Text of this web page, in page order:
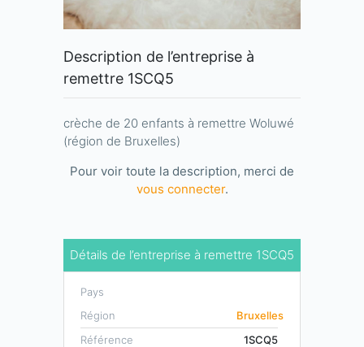
Description de l’entreprise à
remettre 1SCQ5
crèche de 20 enfants à remettre Woluwé
(région de Bruxelles)
Pour voir toute la description, merci de
vous connecter.
Détails de l’entreprise à remettre 1SCQ5
Pays
Région
Bruxelles
Référence
1SCQ5